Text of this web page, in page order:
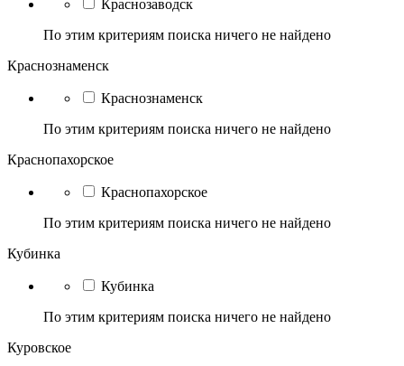
Краснозаводск
По этим критериям поиска ничего не найдено
Краснознаменск
Краснознаменск
По этим критериям поиска ничего не найдено
Краснопахорское
Краснопахорское
По этим критериям поиска ничего не найдено
Кубинка
Кубинка
По этим критериям поиска ничего не найдено
Куровское